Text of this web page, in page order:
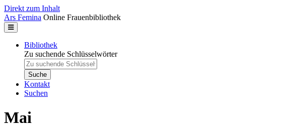
Direkt zum Inhalt
Ars Femina Online Frauenbibliothek
Bibliothek
Zu suchende Schlüsselwörter
Kontakt
Suchen
Mai